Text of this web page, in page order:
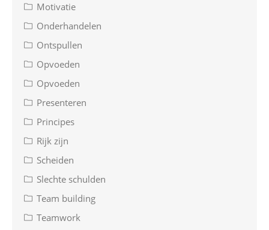
Motivatie
Onderhandelen
Ontspullen
Opvoeden
Opvoeden
Presenteren
Principes
Rijk zijn
Scheiden
Slechte schulden
Team building
Teamwork